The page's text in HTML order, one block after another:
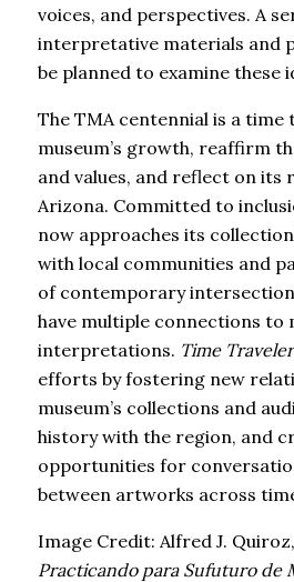
voices, and perspectives. A
interpretative materials and
be planned to examine these
The TMA centennial is a time
museum’s growth, reaffirm
and values, and reflect on its
Arizona. Committed to
now approaches its
with local communities and
of contemporary
have multiple connections to
interpretations. Time
efforts by fostering new
museum’s collections and
history with the region, and
opportunities for
between artworks across
Image Credit: Alfred J. Quiroz,
Practicando para Sufuturo de